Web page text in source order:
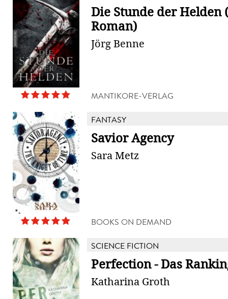
Die Stunde der Helden
Roman)
Jörg Benne
MANTIKORE-VERLAG
FANTASY
Savior Agency
Sara Metz
BOOKS ON DEMAND
SCIENCE FICTION
Perfection - Das
Katharina Groth